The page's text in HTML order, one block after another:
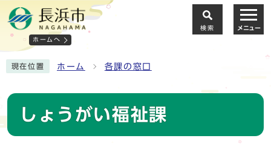
ホームへ
検索 メニュー
現在位置 ホーム 各課の窓口
しょうがい福祉課